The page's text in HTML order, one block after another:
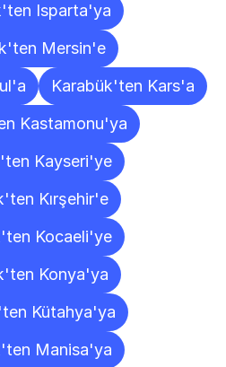
Isparta'ya
Mersin'e
Karabük'ten Kars'a
Kastamonu'ya
Kayseri'ye
Kırşehir'e
Kocaeli'ye
Konya'ya
Kütahya'ya
Manisa'ya